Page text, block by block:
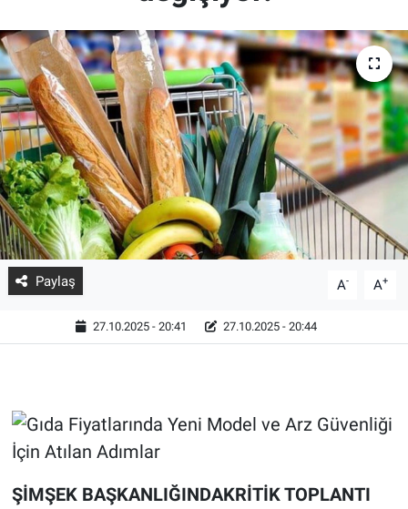
Paylaş A- A+
27.10.2025 - 20:41 27.10.2025 - 20:44
ŞİMŞEK BAŞKANLIĞINDAKRİTİK TOPLANTI
SAĞLIK
ASTROLOJİ
BLOG
Son Dakika Haberleri
Haber Arşivi